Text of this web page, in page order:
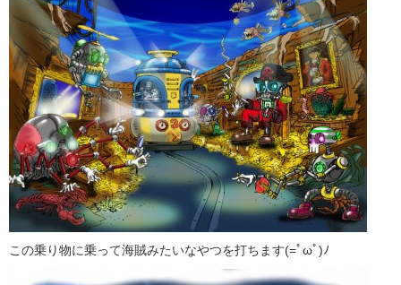
この乗り物に乗って海賊みたいなやつを打ちます(=ﾟωﾟ)ﾉ